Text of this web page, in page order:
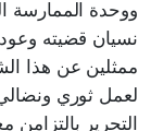
ووحدة الممارسة
نسيان قضيته
ممثلين عن هذا
لعمل ثوري
التحرير